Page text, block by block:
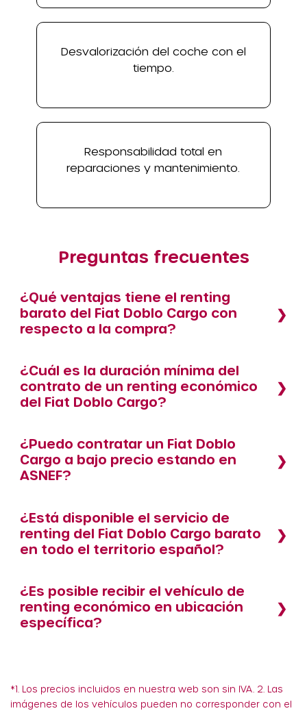
Desvalorización del coche con el
tiempo.
Responsabilidad total en
reparaciones y mantenimiento.
Preguntas frecuentes
¿Qué ventajas tiene el renting
barato del Fiat Doblo Cargo con
respecto a la compra?
¿Cuál es la duración mínima del
contrato de un renting económico
del Fiat Doblo Cargo?
¿Puedo contratar un Fiat Doblo
Cargo a bajo precio estando en
ASNEF?
¿Está disponible el servicio de
renting del Fiat Doblo Cargo barato
en todo el territorio español?
¿Es posible recibir el vehículo de
renting económico en ubicación
específica?
*1. Los precios incluidos en nuestra web son sin IVA. 2. Las
imágenes de los vehículos pueden no corresponder con el